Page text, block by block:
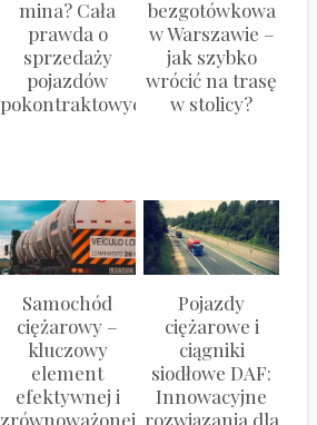
mina? Cała
prawda o
sprzedaży
pojazdów
pokontraktowych
bezgotówkowa
w Warszawie –
jak szybko
wrócić na trasę
w stolicy?
Samochód
ciężarowy –
kluczowy
element
efektywnej i
zrównoważonej
Pojazdy
ciężarowe i
ciągniki
siodłowe DAF:
Innowacyjne
rozwiązania dla